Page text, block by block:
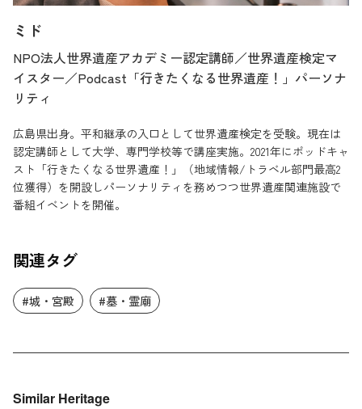
ミド
NPO法人世界遺産アカデミー認定講師／世界遺産検定マ
イスター／Podcast「行きたくなる世界遺産！」パーソナ
リティ
広島県出身。平和継承の入口として世界遺産検定を受験。現在は
認定講師として大学、専門学校等で講座実施。2021年にポッドキャ
スト「行きたくなる世界遺産！」（地域情報/トラベル部門最高2
位獲得）を開設しパーソナリティを務めつつ世界遺産関連施設で
番組イベントを開催。
関連タグ
#城・宮殿 #墓・霊廟
Similar Heritage